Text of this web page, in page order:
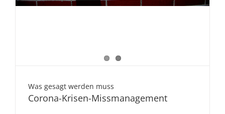
Was gesagt werden muss
Corona-Krisen-Missmanagement